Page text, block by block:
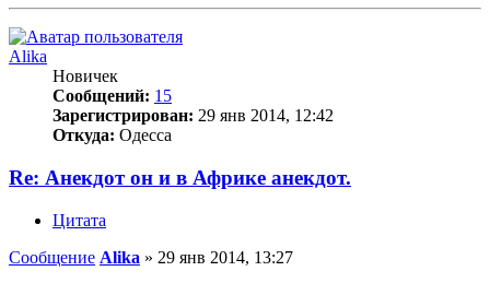
Alika
Новичек
Сообщений: 15
Зарегистрирован: 29 янв 2014, 12:42
Откуда: Одесса
Re: Анекдот он и в Африке анекдот.
Цитата
Сообщение Alika » 29 янв 2014, 13:27